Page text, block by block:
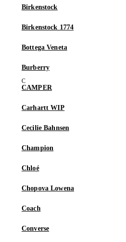
Birkenstock
Birkenstock 1774
Bottega Veneta
Burberry
CAMPER
Carhartt WIP
Cecilie Bahnsen
Champion
Chloé
Chopova Lowena
Coach
Converse